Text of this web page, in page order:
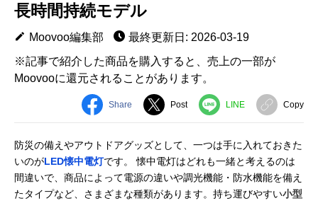
長時間持続モデル
Moovoo編集部
最終更新日: 2026-03-19
※記事で紹介した商品を購入すると、売上の一部が
Moovooに還元されることがあります。
Share Post LINE Copy
防災の備えやアウトドアグッズとして、一つは手に入れておきた
いのがLED懐中電灯です。 懐中電灯はどれも一緒と考えるのは
間違いで、商品によって電源の違いや調光機能・防水機能を備え
たタイプなど、さまざまな種類があります。持ち運びやすい小型